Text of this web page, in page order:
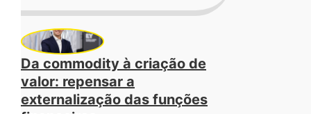
Da commodity à criação de
valor: repensar a
externalização das funções